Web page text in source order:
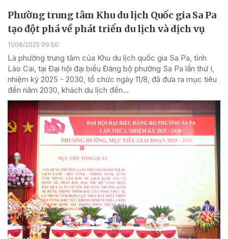
Phường trung tâm Khu du lịch Quốc gia Sa Pa
tạo đột phá về phát triển du lịch và dịch vụ
11/08/2025 09:50
Là phường trung tâm của Khu du lịch quốc gia Sa Pa, tỉnh
Lào Cai, tại Đại hội đại biểu Đảng bộ phường Sa Pa lần thứ I,
nhiệm kỳ 2025 - 2030, tổ chức ngày 11/8, đã đưa ra mục tiêu
đến năm 2030, khách du lịch đến...